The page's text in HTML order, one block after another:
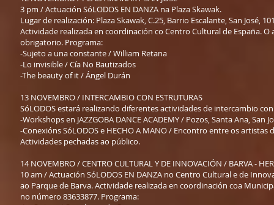
3 pm / Actuación SóLODOS EN DANZA na Plaza Skawak.
Lugar de realización: Plaza Skawak, C.25, Barrio Escalante, San José,
Actividade realizada en coordinación co Centro Cultural de España.
obrigatorio. Programa:
-Sujeto a una constante / William Retana
-Lo invisible / Cía No Bautizados
-The beauty of it / Ángel Durán
13 NOVEMBRO / INTERCAMBIO CON ESTRUTURAS
SóLODOS estará realizando diferentes actividades de intercambio
-Workshops en JAZZGOBA DANCE ACADEMY / Pozos, Santa Ana, San
-Conexións SóLODOS e HECHO A MANO / Encontro entre os artistas
Actividades pechadas ao público.
14 NOVEMBRO / CENTRO CULTURAL Y DE INNOVACIÓN / BARVA -
10 am / Actuación SóLODOS EN DANZA no Centro Cultural e de
ao Parque de Barva. Actividade realizada en coordinación coa
no número 83633877. Programa: